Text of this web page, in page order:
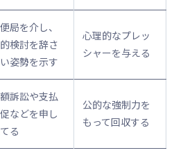
局を介し、
検討を辞さ
姿勢を示す
心理的なプレッ
シャーを与える
訴訟や支払
などを申し
る
公的な強制力を
もって回収する